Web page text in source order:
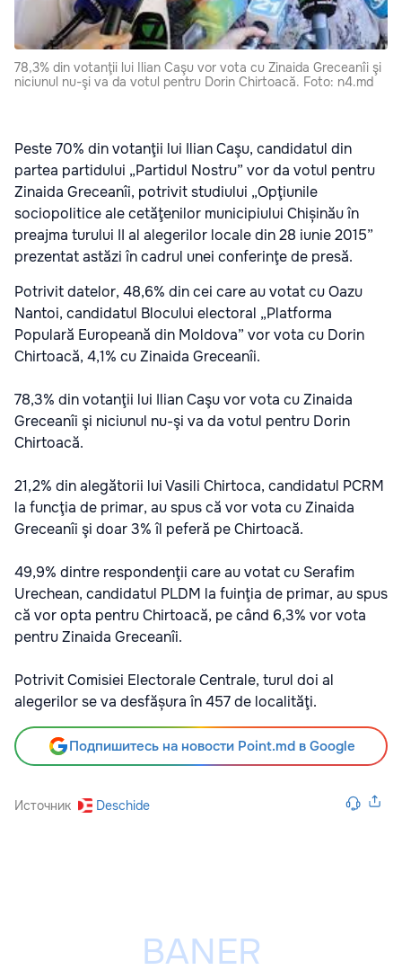
78,3% din votanţii lui Ilian Caşu vor vota cu Zinaida Greceanîi şi
niciunul nu-şi va da votul pentru Dorin Chirtoacă. Foto: n4.md
Peste 70% din votanţii lui Ilian Caşu, candidatul din
partea partidului „Partidul Nostru” vor da votul pentru
Zinaida Greceanîi, potrivit studiului „Opţiunile
sociopolitice ale cetăţenilor municipiului Chișinău în
preajma turului II al alegerilor locale din 28 iunie 2015”
prezentat astăzi în cadrul unei conferinţe de presă.
Potrivit datelor, 48,6% din cei care au votat cu Oazu
Nantoi, candidatul Blocului electoral „Platforma
Populară Europeană din Moldova” vor vota cu Dorin
Chirtoacă, 4,1% cu Zinaida Greceanîi.
78,3% din votanţii lui Ilian Caşu vor vota cu Zinaida
Greceanîi şi niciunul nu-şi va da votul pentru Dorin
Chirtoacă.
21,2% din alegătorii lui Vasili Chirtoca, candidatul PCRM
la funcţia de primar, au spus că vor vota cu Zinaida
Greceanîi şi doar 3% îl peferă pe Chirtoacă.
49,9% dintre respondenţii care au votat cu Serafim
Urechean, candidatul PLDM la fuinţia de primar, au spus
că vor opta pentru Chirtoacă, pe când 6,3% vor vota
pentru Zinaida Greceanîi.
Potrivit Comisiei Electorale Centrale, turul doi al
alegerilor se va desfășura în 457 de localităţi.
Подпишитесь на новости Point.md в Google
Источник Deschide